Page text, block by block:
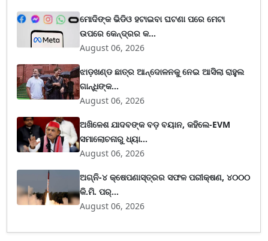
ମୋଦିଙ୍କ ଭିଡିଓ ହଟାଇବା ଘଟଣା ପରେ ମେଟା
ଉପରେ କେନ୍ଦ୍ରର କ...
August 06, 2026
ଝାଡ଼ଖଣ୍ଡ ଛାତ୍ର ଆନ୍ଦୋଳନକୁ ନେଇ ଆସିଲା ରାହୁଲ
ଗାନ୍ଧିଙ୍କ...
August 06, 2026
ଅଖିଳେଶ ଯାଦବଙ୍କ ବଡ଼ ବୟାନ, କହିଲେ-EVM
ସମାଲୋଚନାରୁ ଧ୍ୟା...
August 06, 2026
ଅଗ୍ନି-୪ କ୍ଷେପଣାସ୍ତ୍ରର ସଫଳ ପରୀକ୍ଷଣ, ୪୦୦୦
କି.ମି. ପର୍...
August 06, 2026